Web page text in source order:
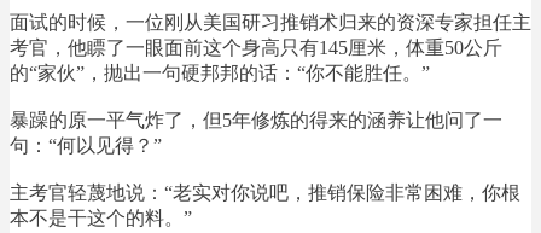
面试的时候，一位刚从美国研习推销术归来的资深专家担任主
考官，他瞟了一眼面前这个身高只有145厘米，体重50公斤
的“家伙”，抛出一句硬邦邦的话：“你不能胜任。”
暴躁的原一平气炸了，但5年修炼的得来的涵养让他问了一
句：“何以见得？”
主考官轻蔑地说：“老实对你说吧，推销保险非常困难，你根
本不是干这个的料。”